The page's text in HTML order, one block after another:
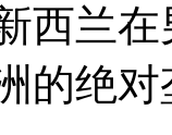
西兰
的绝